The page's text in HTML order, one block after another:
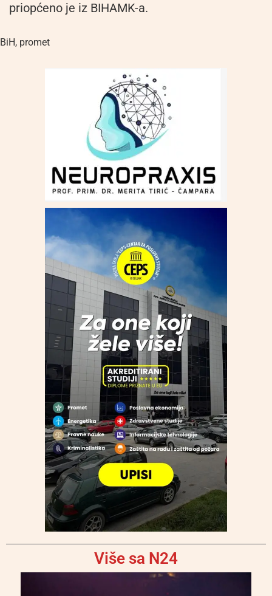
priopćeno je iz BIHAMK-a.
BiH, promet
Više sa N24